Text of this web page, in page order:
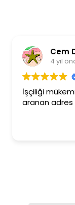
Cem
4 yıl
İşçiliği
aranan adres